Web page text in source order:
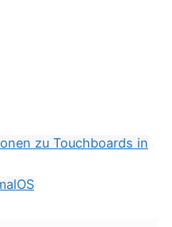
zu Touchboards in